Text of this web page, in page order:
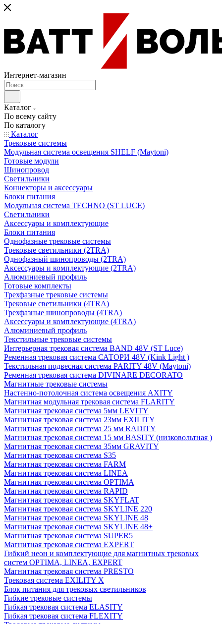
Интернет-магазин
Каталог
По всему сайту
По каталогу
Каталог
Трековые системы
Модульная система освещения SHELF (Maytoni)
Готовые модули
Шинопровод
Светильники
Коннекторы и аксессуары
Блоки питания
Модульная система TECHNO (ST LUCE)
Светильники
Аксессуары и комплектующие
Блоки питания
Однофазные трековые системы
Трековые светильники (2TRA)
Однофазный шинопроводы (2TRA)
Аксессуары и комплектующие (2TRA)
Алюминиевый профиль
Готовые комплекты
Трехфазные трековые системы
Трековые светильники (4TRA)
Трехфазные шинопроводы (4TRA)
Аксессуары и комплектующие (4TRA)
Алюминиевый профиль
Текстильные трековые системы
Интерьерная трековая система BAND 48V (ST Luce)
Ременная трековая система САТОРИ 48V (Kink Light )
Текстильная подвесная система PARITY 48V (Maytoni)
Ременная трековая система DIVINARE DECORATO
Магнитные трековые системы
Настенно-потолочная система освещения AXITY
Магнитная модульная трековая система FLARITY
Магнитная трековая система 5мм LEVITY
Магнитная трековая система 23мм EXILITY
Магнитная трековая система 25 мм RADITY
Магнитная трековая система 15 мм BASITY (низковольтная )
Магнитная трековая система 35мм GRAVITY
Магнитная трековая система S35
Магнитная трековая система FARM
Магнитная трековая система LINEA
Магнитная трековая система OPTIMA
Магнитная трековая система RAPID
Магнитная трековая система SKYFLAT
Магнитная трековая система SKYLINE 220
Магнитная трековая система SKYLINE 48
Магнитная трековая система SKYLINE 48+
Магнитная трековая система SUPER5
Магнитная трековая система EXPERT
Гибкий неон и комплектующие для магнитных трековых
систем OPTIMA, LINEA, EXPERT
Магнитная трековая система PRESTO
Трековая система EXILITY X
Блок питания для трековых светильников
Гибкие трековые системы
Гибкая трековая система ELASITY
Гибкая трековая система FLEXITY